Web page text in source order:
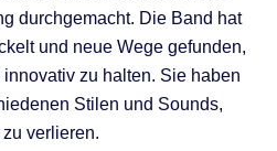
durchgemacht. Die Band hat
und neue Wege gefunden,
zu halten. Sie haben
Stilen und Sounds,
verlieren.